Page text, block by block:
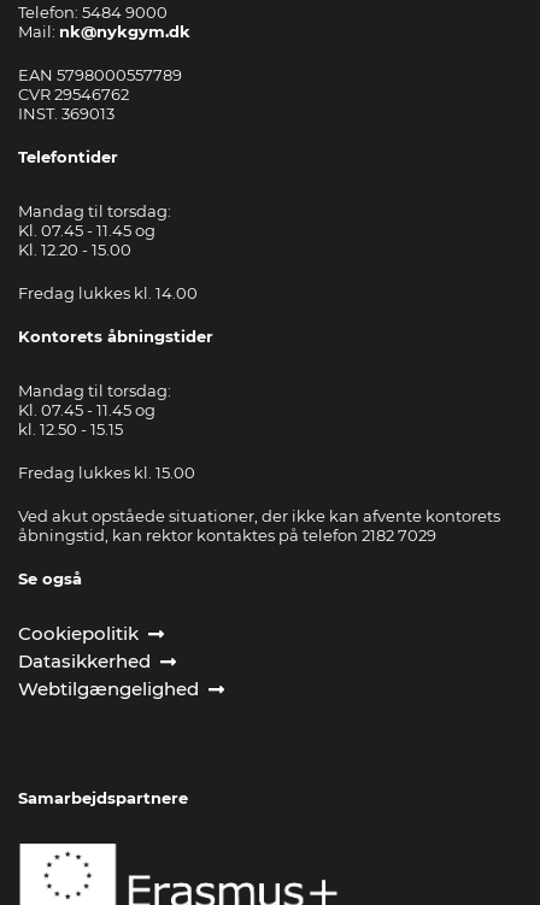
Telefon: 5484 9000
Mail: nk@nykgym.dk
EAN 5798000557789
CVR 29546762
INST. 369013
Telefontider
Mandag til torsdag:
Kl. 07.45 - 11.45 og
Kl. 12.20 - 15.00
Fredag lukkes kl. 14.00
Kontorets åbningstider
Mandag til torsdag:
Kl. 07.45 - 11.45 og
kl. 12.50 - 15.15
Fredag lukkes kl. 15.00
Ved akut opståede situationer, der ikke kan afvente kontorets
åbningstid, kan rektor kontaktes på telefon 2182 7029
Se også
Cookiepolitik
Datasikkerhed
Webtilgængelighed
Samarbejdspartnere